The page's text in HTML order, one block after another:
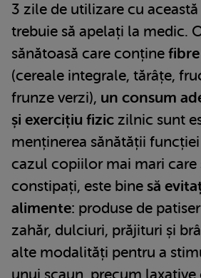
3 zile de utilizare cu
trebuie să apelați la medic.
sănătoasă care conține
(cereale integrale, tărâțe,
frunze verzi), un consum
și exercițiu fizic zilnic sunt
menținerea sănătății
cazul copiilor mai mari care
constipați, este bine să
alimente: produse de
zahăr, dulciuri, prăjituri și
alte modalități pentru a